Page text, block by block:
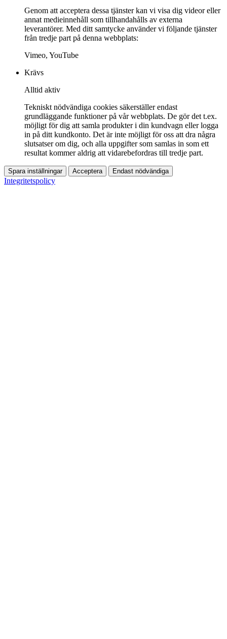
Genom att acceptera dessa tjänster kan vi visa dig videor eller
annat medieinnehåll som tillhandahålls av externa
leverantörer. Med ditt samtycke använder vi följande tjänster
från tredje part på denna webbplats:
Vimeo, YouTube
Krävs
Alltid aktiv
Tekniskt nödvändiga cookies säkerställer endast
grundläggande funktioner på vår webbplats. De gör det t.ex.
möjligt för dig att samla produkter i din kundvagn eller logga
in på ditt kundkonto. Det är inte möjligt för oss att dra några
slutsatser om dig, och alla uppgifter som samlas in som ett
resultat kommer aldrig att vidarebefordras till tredje part.
Spara inställningar Acceptera Endast nödvändiga
Integritetspolicy